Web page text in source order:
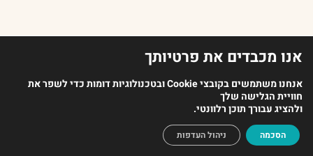
2023 כל הזכויות שמורות לארגון מנתחי ההתנהגות בישראל |
עיצוב אתר Oish Studio | בניית אתר
אנו מכבדים את פרטיותך
אנחנו משתמשים בקובצי Cookie ובטכנולוגיות דומות כדי לשפר את
חוויית הגלישה שלך
ולהציג עבורך תוכן רלוונטי.
הסכמה ניהול העדפות